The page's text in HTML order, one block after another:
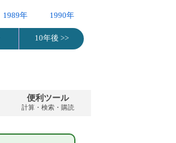
1989年 1990年
10年後 >>
便利ツール
計算・検索・購読